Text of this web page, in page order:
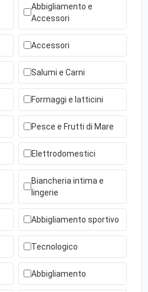
Abbigliamento e
Accessori
Accessori
Salumi e Carni
Formaggi e latticini
Pesce e Frutti di Mare
Elettrodomestici
Biancheria intima e
lingerie
Abbigliamento sportivo
Tecnologico
Abbigliamento